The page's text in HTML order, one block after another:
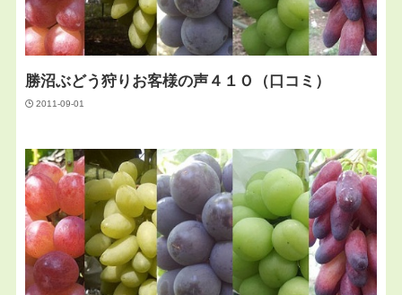
勝沼ぶどう狩りお客様の声４１Ｏ（口コミ）
2011-09-01